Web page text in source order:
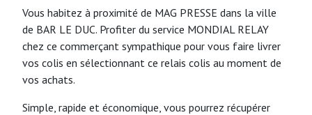
Vous habitez à proximité de MAG PRESSE dans la ville
de BAR LE DUC. Profiter du service MONDIAL RELAY
chez ce commerçant sympathique pour vous faire livrer
vos colis en sélectionnant ce relais colis au moment de
vos achats.
Simple, rapide et économique, vous pourrez récupérer